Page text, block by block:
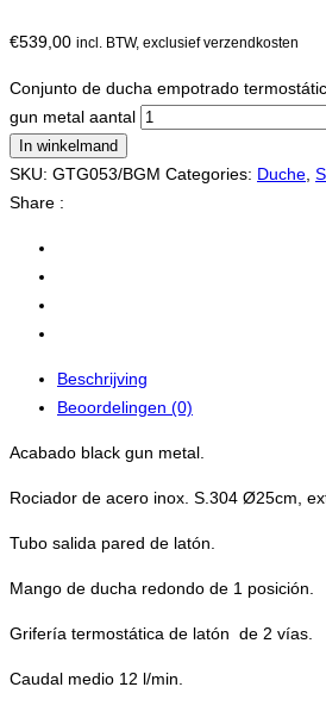
€539,00 incl. BTW, exclusief verzendkosten
Conjunto de ducha empotrado
gun metal aantal
In winkelmand
SKU: GTG053/BGM Categories: Duche,
Share :
Beschrijving
Beoordelingen (0)
Acabado black gun metal.
Rociador de acero inox. S.304 Ø25cm,
Tubo salida pared de latón.
Mango de ducha redondo de 1 posición.
Grifería termostática de latón de 2 vías.
Caudal medio 12 l/min.